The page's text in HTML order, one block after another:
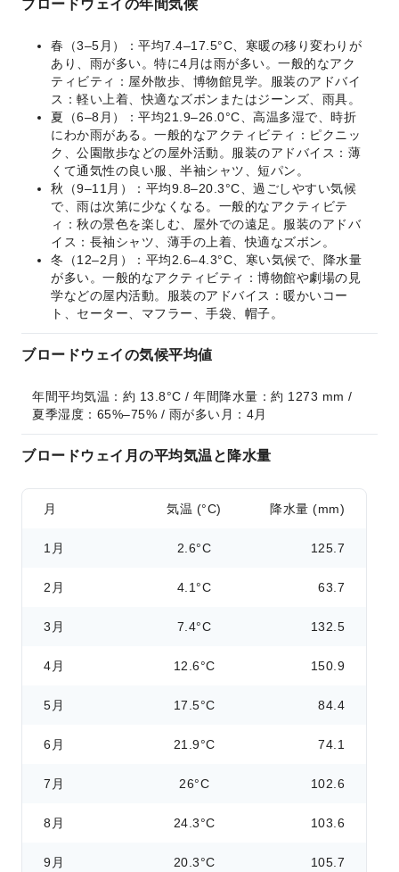
ブロードウェイの年間気候
春（3–5月）：平均7.4–17.5°C、寒暖の移り変わりが
あり、雨が多い。特に4月は雨が多い。一般的なアク
ティビティ：屋外散歩、博物館見学。服装のアドバイ
ス：軽い上着、快適なズボンまたはジーンズ、雨具。
夏（6–8月）：平均21.9–26.0°C、高温多湿で、時折
にわか雨がある。一般的なアクティビティ：ピクニッ
ク、公園散歩などの屋外活動。服装のアドバイス：薄
くて通気性の良い服、半袖シャツ、短パン。
秋（9–11月）：平均9.8–20.3°C、過ごしやすい気候
で、雨は次第に少なくなる。一般的なアクティビテ
ィ：秋の景色を楽しむ、屋外での遠足。服装のアドバ
イス：長袖シャツ、薄手の上着、快適なズボン。
冬（12–2月）：平均2.6–4.3°C、寒い気候で、降水量
が多い。一般的なアクティビティ：博物館や劇場の見
学などの屋内活動。服装のアドバイス：暖かいコー
ト、セーター、マフラー、手袋、帽子。
ブロードウェイの気候平均値
年間平均気温：約 13.8°C / 年間降水量：約 1273 mm /
夏季湿度：65%–75% / 雨が多い月：4月
ブロードウェイ月の平均気温と降水量
月 気温 (°C) 降水量 (mm)
1月 2.6°C 125.7
2月 4.1°C 63.7
3月 7.4°C 132.5
4月 12.6°C 150.9
5月 17.5°C 84.4
6月 21.9°C 74.1
7月 26°C 102.6
8月 24.3°C 103.6
9月 20.3°C 105.7